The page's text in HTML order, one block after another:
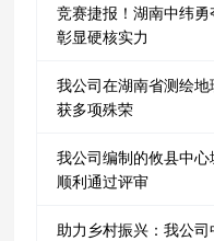
竞赛捷报！湖南中纬勇
彰显硬核实力
我公司在湖南省测绘
获多项殊荣
我公司编制的攸县中
顺利通过评审
助力乡村振兴：我公